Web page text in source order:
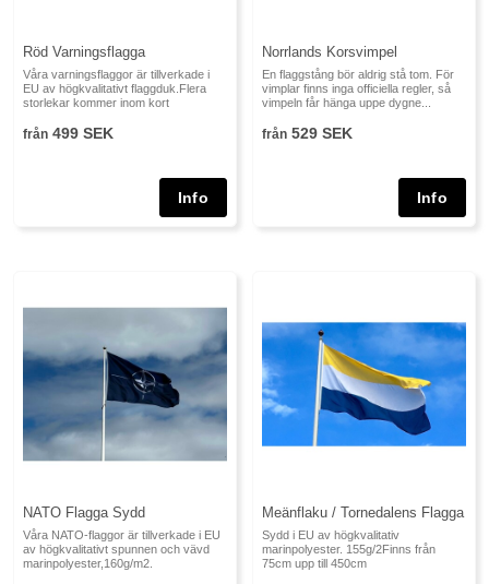
Röd Varningsflagga
Våra varningsflaggor är tillverkade i
EU av högkvalitativt flaggduk.Flera
storlekar kommer inom kort
från 499 SEK
Norrlands Korsvimpel
En flaggstång bör aldrig stå tom. För
vimplar finns inga officiella regler, så
vimpeln får hänga uppe dygne...
från 529 SEK
NATO Flagga Sydd
Våra NATO-flaggor är tillverkade i EU
av högkvalitativt spunnen och vävd
marinpolyester,160g/m2.
Meänflaku / Tornedalens Flagga
Sydd i EU av högkvalitativ
marinpolyester. 155g/2Finns från
75cm upp till 450cm